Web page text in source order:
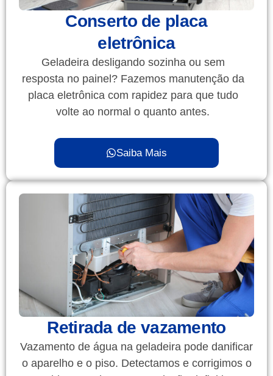
Conserto de placa
eletrônica
Geladeira desligando sozinha ou sem
resposta no painel? Fazemos manutenção da
placa eletrônica com rapidez para que tudo
volte ao normal o quanto antes.
Saiba Mais
Retirada de vazamento
Vazamento de água na geladeira pode danificar
o aparelho e o piso. Detectamos e corrigimos o